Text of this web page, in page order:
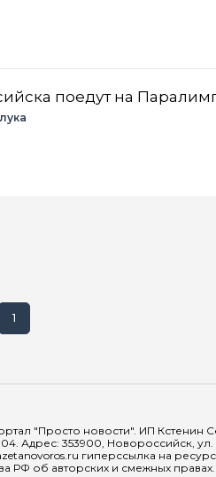
поедут на
1
"Просто новости". ИП Кстенин
Адрес: 353900, Новороссийск,
гиперссылка на
РФ об авторских и смежных правах.